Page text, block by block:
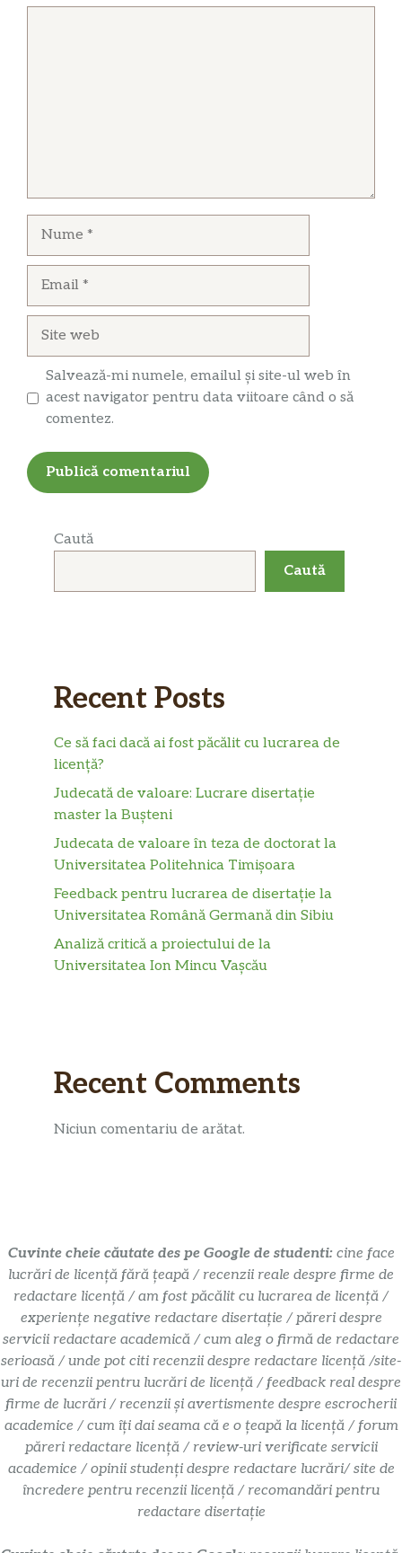
Salvează-mi numele, emailul și site-ul web în
acest navigator pentru data viitoare când o să
comentez.
Caută
Caută
Recent Posts
Ce să faci dacă ai fost păcălit cu lucrarea de
licență?
Judecată de valoare: Lucrare disertație
master la Bușteni
Judecata de valoare în teza de doctorat la
Universitatea Politehnica Timișoara
Feedback pentru lucrarea de disertație la
Universitatea Română Germană din Sibiu
Analiză critică a proiectului de la
Universitatea Ion Mincu Vașcău
Recent Comments
Niciun comentariu de arătat.
Cuvinte cheie căutate des pe Google de studenti: cine face
lucrări de licență fără țeapă / recenzii reale despre firme de
redactare licență / am fost păcălit cu lucrarea de licență /
experiențe negative redactare disertație / păreri despre
servicii redactare academică / cum aleg o firmă de redactare
serioasă / unde pot citi recenzii despre redactare licență /site-
uri de recenzii pentru lucrări de licență / feedback real despre
firme de lucrări / recenzii și avertismente despre escrocherii
academice / cum îți dai seama că e o țeapă la licență / forum
păreri redactare licență / review-uri verificate servicii
academice / opinii studenți despre redactare lucrări/ site de
încredere pentru recenzii licență / recomandări pentru
redactare disertație